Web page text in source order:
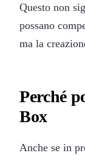
Questo non
possano
ma la
Perché
Box
Anche se in